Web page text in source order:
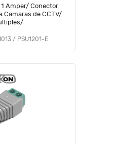
1 Amper/ Conector
Camaras de CCTV/
/ PSU1201-E